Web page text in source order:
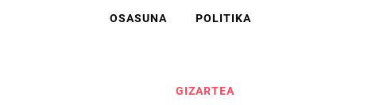
OSASUNA POLITIKA
GIZARTEA